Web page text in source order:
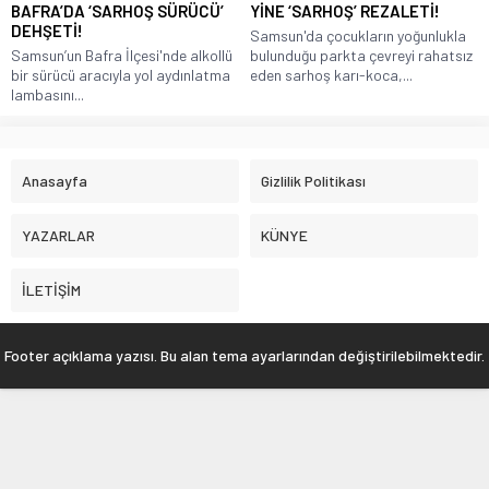
BAFRA’DA ‘SARHOŞ SÜRÜCÜ’
DEHŞETİ!
Samsun’un Bafra İlçesi'nde alkollü
bir sürücü aracıyla yol aydınlatma
lambasını...
YİNE ‘SARHOŞ’ REZALETİ!
Samsun'da çocukların yoğunlukla
bulunduğu parkta çevreyi rahatsız
eden sarhoş karı-koca,...
Anasayfa Gizlilik Politikası
YAZARLAR KÜNYE
İLETİŞİM
Footer açıklama yazısı. Bu alan tema ayarlarından değiştirilebilmektedir.